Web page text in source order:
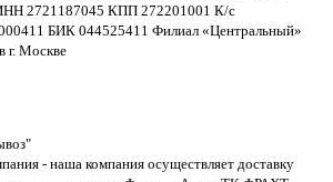
2721187045 КПП 272201001 К/с
БИК 044525411 Филиал «Центральный»
г. Москве
- наша компания осуществляет доставку